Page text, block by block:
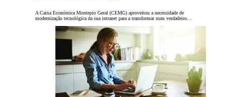
A Caixa Económica Montepio Geral (CEMG) aproveitou a necessidade de
modernização tecnológica da sua intranet para a transformar num verdadeiro…